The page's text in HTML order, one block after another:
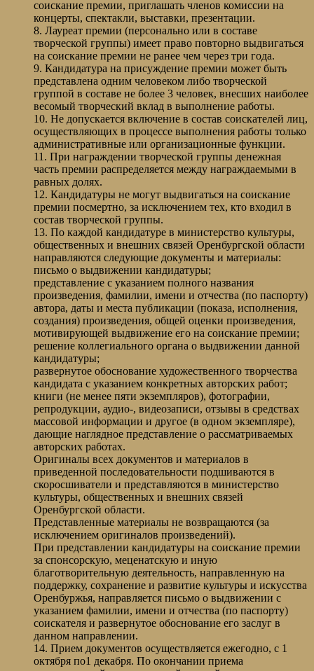
соискание премии, приглашать членов комиссии на
концерты, спектакли, выставки, презентации.
8. Лауреат премии (персонально или в составе
творческой группы) имеет право повторно выдвигаться
на соискание премии не ранее чем через три года.
9. Кандидатура на присуждение премии может быть
представлена одним человеком либо творческой
группой в составе не более 3 человек, внесших наиболее
весомый творческий вклад в выполнение работы.
10. Не допускается включение в состав соискателей лиц,
осуществляющих в процессе выполнения работы только
административные или организационные функции.
11. При награждении творческой группы денежная
часть премии распределяется между награждаемыми в
равных долях.
12. Кандидатуры не могут выдвигаться на соискание
премии посмертно, за исключением тех, кто входил в
состав творческой группы.
13. По каждой кандидатуре в министерство культуры,
общественных и внешних связей Оренбургской области
направляются следующие документы и материалы:
письмо о выдвижении кандидатуры;
представление с указанием полного названия
произведения, фамилии, имени и отчества (по паспорту)
автора, даты и места публикации (показа, исполнения,
создания) произведения, общей оценки произведения,
мотивирующей выдвижение его на соискание премии;
решение коллегиального органа о выдвижении данной
кандидатуры;
развернутое обоснование художественного творчества
кандидата с указанием конкретных авторских работ;
книги (не менее пяти экземпляров), фотографии,
репродукции, аудио-, видеозаписи, отзывы в средствах
массовой информации и другое (в одном экземпляре),
дающие наглядное представление о рассматриваемых
авторских работах.
Оригиналы всех документов и материалов в
приведенной последовательности подшиваются в
скоросшиватели и представляются в министерство
культуры, общественных и внешних связей
Оренбургской области.
Представленные материалы не возвращаются (за
исключением оригиналов произведений).
При представлении кандидатуры на соискание премии
за спонсорскую, меценатскую и иную
благотворительную деятельность, направленную на
поддержку, сохранение и развитие культуры и искусства
Оренбуржья, направляется письмо о выдвижении с
указанием фамилии, имени и отчества (по паспорту)
соискателя и развернутое обоснование его заслуг в
данном направлении.
14. Прием документов осуществляется ежегодно, с 1
октября по1 декабря. По окончании приема